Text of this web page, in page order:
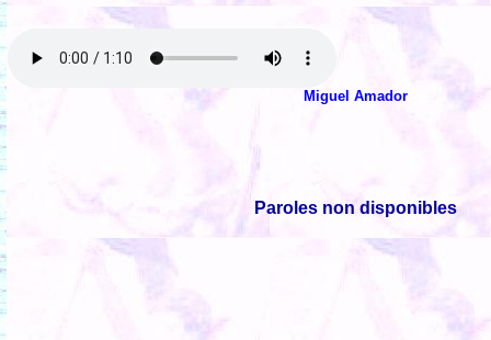
Miguel Amador
Paroles non disponibles